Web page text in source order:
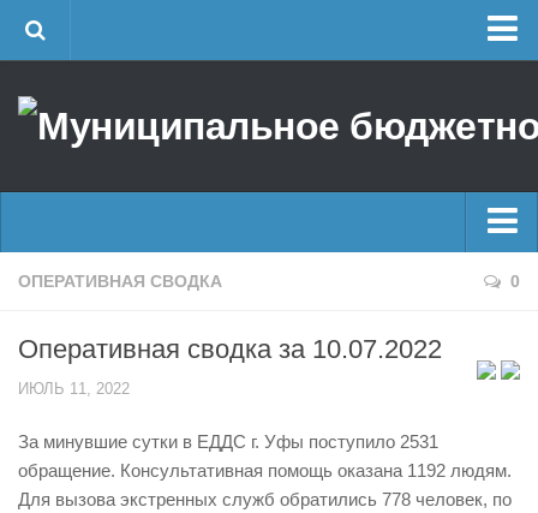
Об учреждении
Районные УГЗ
Поисково-спасательный отряд г. Уфы
Центр размещения пострадавших
Отчеты о реализации муниципальных программ
Документы
Главные новости
Оперативная сводка
Половодье
ОПЕРАТИВНАЯ СВОДКА 0
Оперативная сводка за 10.07.2022
ИЮЛЬ 11, 2022
За минувшие сутки в ЕДДС г. Уфы поступило 2531
обращение. Консультативная помощь оказана 1192 людям.
Для вызова экстренных служб обратились 778 человек, по